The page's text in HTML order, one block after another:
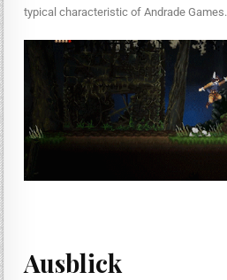
typical characteristic of Andrade Games.
Ausblick